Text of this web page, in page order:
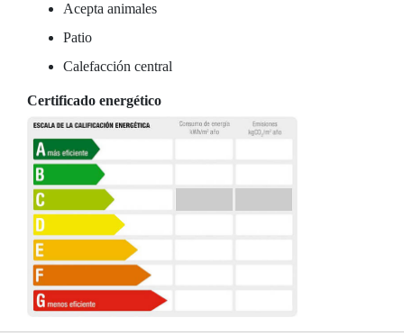
Acepta animales
Patio
Calefacción central
Certificado energético